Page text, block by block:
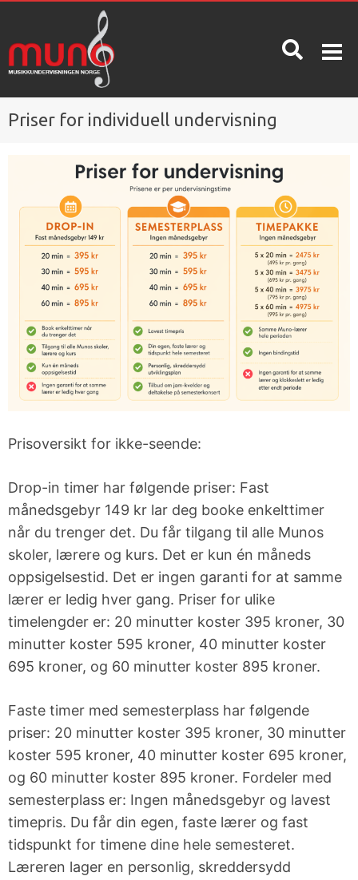
Muno?
Nyheter
Våre
ansatte
Fagledere
Muno
Priser
Betingelser
Oppsigelse
Skolerute
KONTAKT
Spørsmål
og svar /
kunnskapsdatabase
Ta en gratis
prøvetime!
Bestill
årets beste
gavekort!
Instagram
YouTube
LYST TIL Å
SATSE PÅ
MUSIKK?
BIMM:
Høyere
musikkutdannelse
ARRANGEMENTER
Semesterkonserter
Jam-nights
RESSURSER
Rammeverk
fjernundervisning
Kjøpsguider
for
instrumenter
Øvingstips
Priser for individuell undervisning
Prisoversikt for ikke-seende:
Drop-in timer har følgende priser: Fast
månedsgebyr 149 kr lar deg booke enkelttimer
når du trenger det. Du får tilgang til alle Munos
skoler, lærere og kurs. Det er kun én måneds
oppsigelsestid. Det er ingen garanti for at samme
lærer er ledig hver gang. Priser for ulike
timelengder er: 20 minutter koster 395 kroner, 30
minutter koster 595 kroner, 40 minutter koster
695 kroner, og 60 minutter koster 895 kroner.
Faste timer med semesterplass har følgende
priser: 20 minutter koster 395 kroner, 30 minutter
koster 595 kroner, 40 minutter koster 695 kroner,
og 60 minutter koster 895 kroner. Fordeler med
semesterplass er: Ingen månedsgebyr og lavest
timepris. Du får din egen, faste lærer og fast
tidspunkt for timene dine hele semesteret.
Læreren lager en personlig, skreddersydd